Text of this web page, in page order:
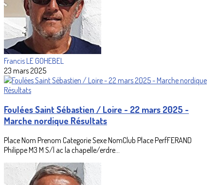
Francis LE GOHEBEL
23 mars 2025
Foulées Saint Sébastien / Loire - 22 mars 2025 -
Marche nordique Résultats
Place Nom Prenom Categorie Sexe NomClub Place PerfFERAND
Philippe M3 M S/l ac la chapelle/erdre...